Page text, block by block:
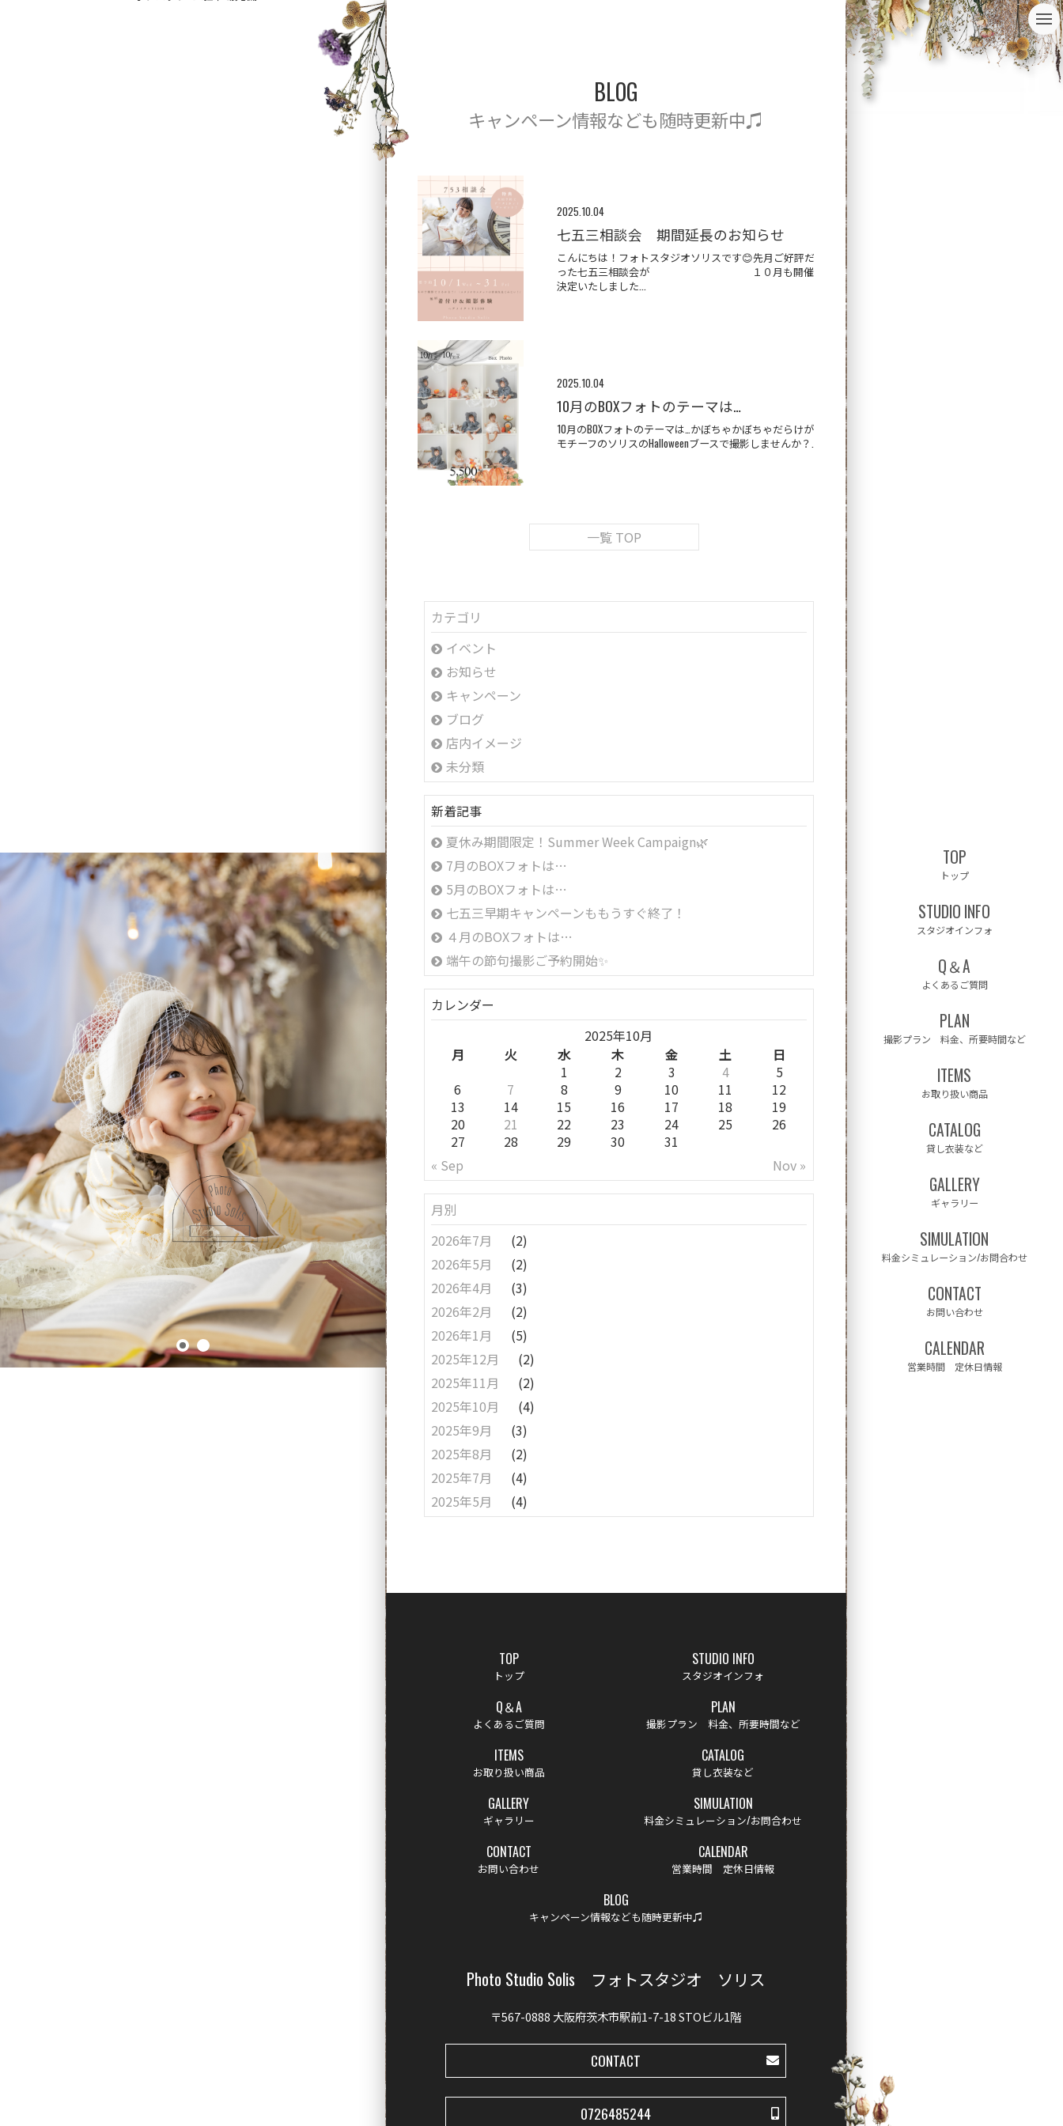
BLOG
キャンペーン情報なども随時更新中♫
2025.10.04
七五三相談会 期間延長のお知らせ
こんにちは！フォトスタジオソリスです😊先月ご好評だ
った七五三相談会が １０月も開催
決定いたしました...
2025.10.04
10月のBOXフォトのテーマは…
10月のBOXフォトのテーマは…かぼちゃかぼちゃだらけが
モチーフのソリスのHalloweenブースで撮影しませんか？...
一覧 TOP
カテゴリ
イベント
お知らせ
キャンペーン
ブログ
店内イメージ
未分類
新着記事
夏休み期間限定！Summer Week Campaign🌿
7月のBOXフォトは…
5月のBOXフォトは…
七五三早期キャンペーンももうすぐ終了！
４月のBOXフォトは…
端午の節句撮影ご予約開始✨
カレンダー
2025年10月
月
火 水 木 金 土 日
« Sep Nov »
1 2 3 4
5
6
7 8 9 10 11
12
13
14 15 16 17 18
19
20
21 22 23 24 25
26
27
28 29 30 31
月別
2026年7月
(2)
2026年5月
(2)
2026年4月
(3)
2026年2月
(2)
2026年1月
(5)
2025年12月
(2)
2025年11月
(2)
2025年10月
(4)
2025年9月
(3)
2025年8月
(2)
2025年7月
(4)
2025年5月
(4)
TOP
トップ
STUDIO INFO
スタジオインフォ
Q＆A
よくあるご質問
PLAN
撮影プラン 料金、所要時間など
ITEMS
お取り扱い商品
CATALOG
貸し衣装など
GALLERY
ギャラリー
SIMULATION
料金シミュレーション/お問合わせ
CONTACT
お問い合わせ
CALENDAR
営業時間 定休日情報
BLOG
キャンペーン情報なども随時更新中♫
Photo Studio Solis フォトスタジオ ソリス
〒567-0888 大阪府茨木市駅前1-7-18 STOビル1階
CONTACT
0726485244
TOP
トップ
STUDIO INFO
スタジオインフォ
Q＆A
よくあるご質問
PLAN
撮影プラン 料金、所要時間など
ITEMS
お取り扱い商品
CATALOG
貸し衣装など
GALLERY
ギャラリー
SIMULATION
料金シミュレーション/お問合わせ
CONTACT
お問い合わせ
CALENDAR
営業時間 定休日情報
t
o
g
g